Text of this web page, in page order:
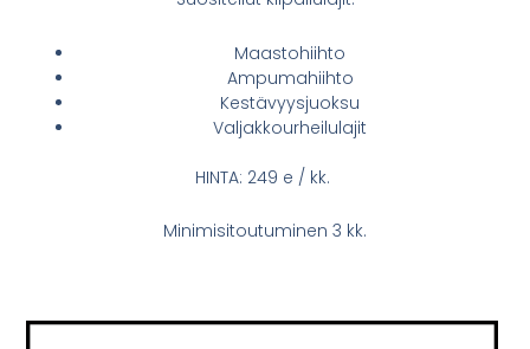
Maastohiihto
Ampumahiihto
Kestävyysjuoksu
Valjakkourheilulajit
HINTA: 249 e / kk.
Minimisitoutuminen 3 kk.